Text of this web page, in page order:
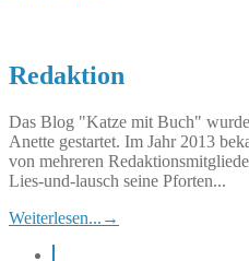
Redaktion
Das Blog "Katze mit Buch"
Anette gestartet. Im Jahr 2013
von mehreren
Lies-und-lausch seine Pforten...
Weiterlesen... →